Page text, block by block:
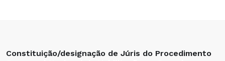
Constituição/designação de Júris do Procedimento